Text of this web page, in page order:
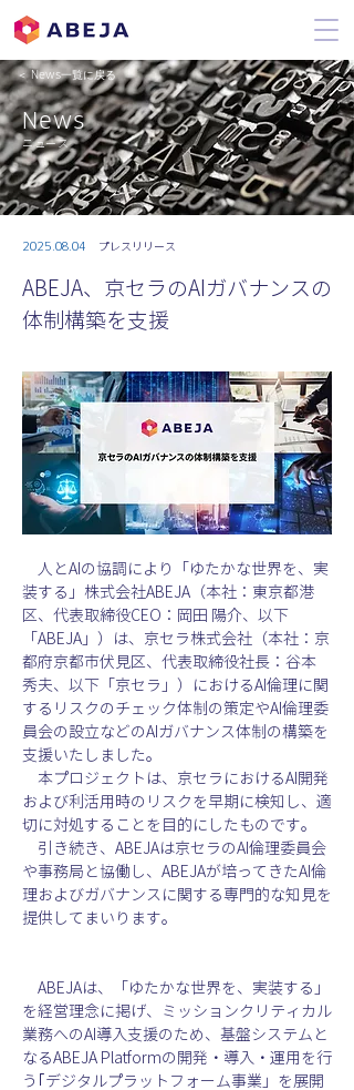
＜ News一覧に戻る
News
ニュース
2025.08.04 プレスリリース
ABEJA、京セラのAIガバナンスの
体制構築を支援
人とAIの協調により「ゆたかな世界を、実
装する」株式会社ABEJA（本社：東京都港
区、代表取締役CEO：岡田 陽介、以下
「ABEJA」）は、京セラ株式会社（本社：京
都府京都市伏見区、代表取締役社長：谷本
秀夫、以下「京セラ」）におけるAI倫理に関
するリスクのチェック体制の策定やAI倫理委
員会の設立などのAIガバナンス体制の構築を
支援いたしました。
本プロジェクトは、京セラにおけるAI開発
および利活用時のリスクを早期に検知し、適
切に対処することを目的にしたものです。
引き続き、ABEJAは京セラのAI倫理委員会
や事務局と協働し、ABEJAが培ってきたAI倫
理およびガバナンスに関する専門的な知見を
提供してまいります。
ABEJAは、「ゆたかな世界を、実装する」
を経営理念に掲げ、ミッションクリティカル
業務へのAI導入支援のため、基盤システムと
なるABEJA Platformの開発・導入・運用を行
う｢デジタルプラットフォーム事業」を展開